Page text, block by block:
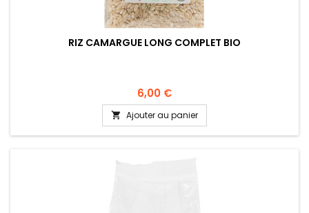
RIZ CAMARGUE LONG COMPLET BIO
6,00 €
 Ajouter au panier